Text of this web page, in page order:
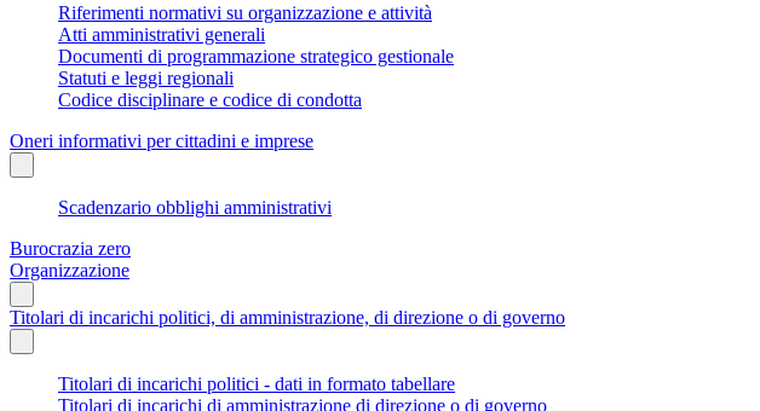
Riferimenti normativi su organizzazione e attività
Atti amministrativi generali
Documenti di programmazione strategico gestionale
Statuti e leggi regionali
Codice disciplinare e codice di condotta
Oneri informativi per cittadini e imprese
Scadenzario obblighi amministrativi
Burocrazia zero
Organizzazione
Titolari di incarichi politici, di amministrazione, di direzione o di governo
Titolari di incarichi politici - dati in formato tabellare
Titolari di incarichi di amministrazione di direzione o di governo